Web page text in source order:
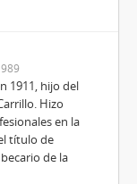
1911, hijo del
Hizo
en la
título de
de la